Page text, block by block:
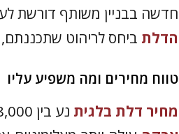
חדשה בבניין משותף דורשת
הדלת ביחס לריהוט
טווח מחירים ומה משפיע עליו
מחיר דלת בלגית נע בין 8,000 ל-30,000 שקל, תלוי בגודל, בחומר ובציפוי הצבע.